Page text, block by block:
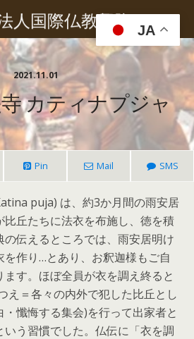
公益財団法人国際仏教興隆協会
2021.11.01
カティナプジャ
Pin Mail SMS
puja) は、約3か月間の雨安居
比丘たちに法衣を布施し、徳を積
伝えるところでは、雨安居明け
を作り…とあり、お釈迦様もご自
す。ほぼ全員が衣を調え終ると
え＝各々の内外で犯した比丘とし
懺悔する集会)を行って出家者と
いう習慣でした。仏伝に「衣を調
JA